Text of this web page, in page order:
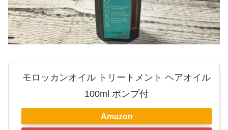
モロッカンオイル トリートメント ヘアオイル
100ml ポンプ付
Amazon